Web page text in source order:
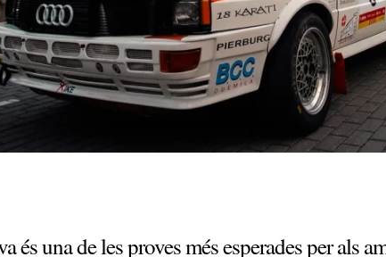
és una de les proves més esperades per als